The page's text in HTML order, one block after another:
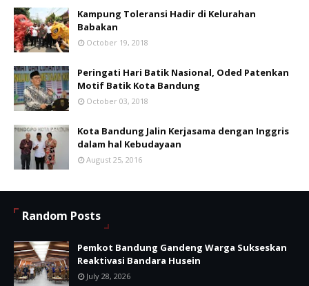
Kampung Toleransi Hadir di Kelurahan
Babakan
October 19, 2018
Peringati Hari Batik Nasional, Oded Patenkan
Motif Batik Kota Bandung
October 03, 2018
Kota Bandung Jalin Kerjasama dengan Inggris
dalam hal Kebudayaan
August 25, 2016
Random Posts
Pemkot Bandung Gandeng Warga Sukseskan
Reaktivasi Bandara Husein
July 28, 2026